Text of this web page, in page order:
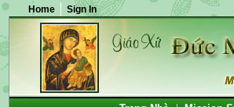
Home Sign In